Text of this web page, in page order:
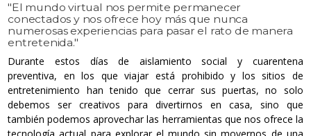
"El mundo virtual nos permite permanecer
conectados y nos ofrece hoy más que nunca
numerosas experiencias para pasar el rato de manera
entretenida."
Durante estos días de aislamiento social y cuarentena
preventiva, en los que viajar está prohibido y los sitios de
entretenimiento han tenido que cerrar sus puertas, no solo
debemos ser creativos para divertirnos en casa, sino que
también podemos aprovechar las herramientas que nos ofrece la